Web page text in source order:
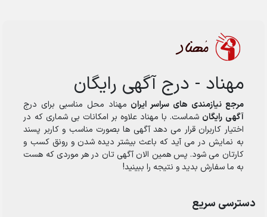
مهناد - درج آگهی رایگان
مرجع نیازمندی های سراسر ایران مهناد محل مناسبی برای درج
آگهی رایگان شماست. با مهناد علاوه بر امکانات بی شماری که در
اختیار کاربران قرار می دهد آگهی ها بصورت مناسب و کاربر پسند
به نمایش در می آید که باعث بیشتر دیده شدن و رونق کسب و
کارتان می شود. پس همین الان آگهی تان در هر موردی که هست
به ما سفارش بدید و نتیجه را ببینید!
دسترسی سریع